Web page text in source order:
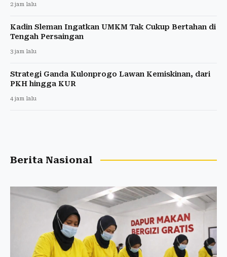
2 jam lalu
Kadin Sleman Ingatkan UMKM Tak Cukup Bertahan di
Tengah Persaingan
3 jam lalu
Strategi Ganda Kulonprogo Lawan Kemiskinan, dari
PKH hingga KUR
4 jam lalu
Berita Nasional